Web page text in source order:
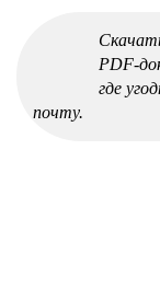
PDF-
где
почту.